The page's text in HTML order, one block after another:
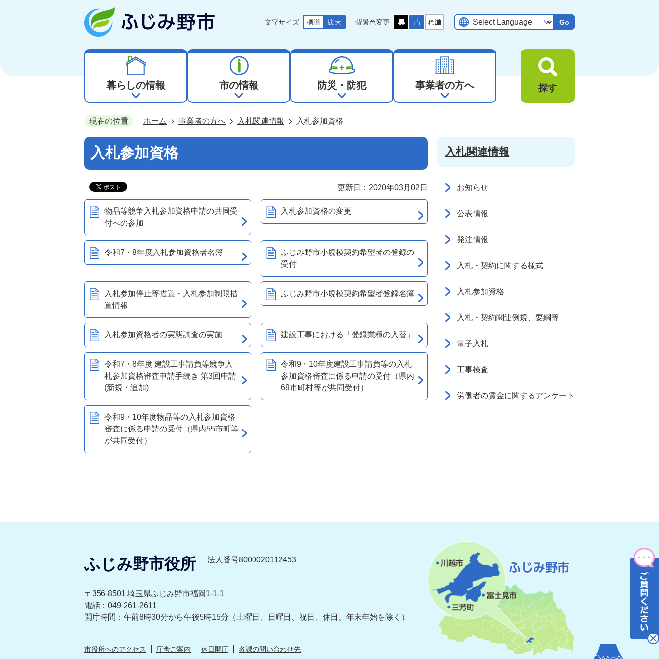
文字サイズ 背景色変更 Go
暮らしの情報 市の情報 防災・防犯 事業者の方へ 探す
現在の位置 ホーム 事業者の方へ 入札関連情報 入札参加資格
入札参加資格
更新日：2020年03月02日
物品等競争入札参加資格申請の共同受
付への参加
入札参加資格の変更
令和7・8年度入札参加資格者名簿
ふじみ野市小規模契約希望者の登録の
受付
入札参加停止等措置・入札参加制限措
置情報
ふじみ野市小規模契約希望者登録名簿
入札参加資格者の実態調査の実施 建設工事における「登録業種の入替」
令和7・8年度 建設工事請負等競争入
札参加資格審査申請手続き 第3回申請
(新規・追加)
令和9・10年度建設工事請負等の入札
参加資格審査に係る申請の受付（県内
69市町村等が共同受付）
令和9・10年度物品等の入札参加資格
審査に係る申請の受付（県内55市町等
が共同受付）
入札関連情報
お知らせ
公表情報
発注情報
入札・契約に関する様式
入札参加資格
入札・契約関連例規、要綱等
電子入札
工事検査
労働者の賃金に関するアンケート
ふじみ野市役所 法人番号8000020112453
〒356-8501 埼玉県ふじみ野市福岡1-1-1
電話：049-261-2611
開庁時間：午前8時30分から午後5時15分 （土曜日、日曜日、祝日、休日、年末年始を除く）
市役所へのアクセス 庁舎ご案内 休日開庁
各課の問い合わせ先